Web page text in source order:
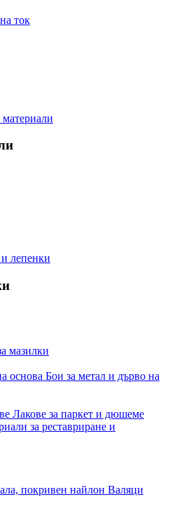
ток
лепенки
мазилки
основа Бои за метал и дърво на
Лакове за паркет и дюшеме
за реставриране и
покривен найлон Валяци